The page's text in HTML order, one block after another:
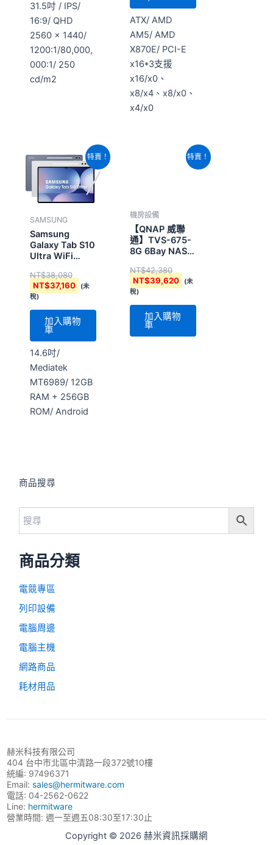
商品搜尋
商品分類
電競專區
列印設備
電腦周邊
電腦主機
網路商品
耗材用品
31.5吋 / IPS/
16:9/ QHD
2560 x 1440/
1200:1/80,000,
000:1/ 250
cd/m2
ATX/ AMD
AM5/ AMD
X870E/ PCI-E
x16*3支援
x16/x0、
x8/x4、x8/x0、
x4/x0
特賣！
SAMSUNG
Samsung
Galaxy Tab S10
Ultra WiFi
NT$38,080
原
始
價
格：
NT$38,080。
NT$37,160
目
前
價
格：
NT$37,160。
(未
稅)
加入購物
車
14.6吋/
Mediatek
MT6989/ 12GB
RAM + 256GB
ROM/ Android
特賣！
機房設備
【QNAP 威聯
通】TVS-675-
8G 6Bay NAS
NT$42,380
NT$39,620
目
前
(未
稅)
加入購物
車
赫米科技有限公司
404 台中市北區中清路一段372號10樓
統編: 97496371
Email:sales@hermitware.com
電話: 04-2562-0622
Line: hermitware
營業時間: 週一至週五08:30至17:30止
Copyright © 2026 赫米資訊採購網